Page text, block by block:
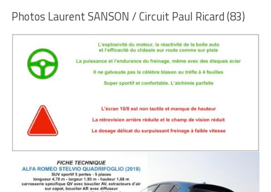
Photos Laurent SANSON / Circuit Paul Ricard (83)